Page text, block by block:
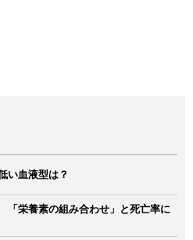
い血液型は？
栄養素の組み合わせ」と死亡率に